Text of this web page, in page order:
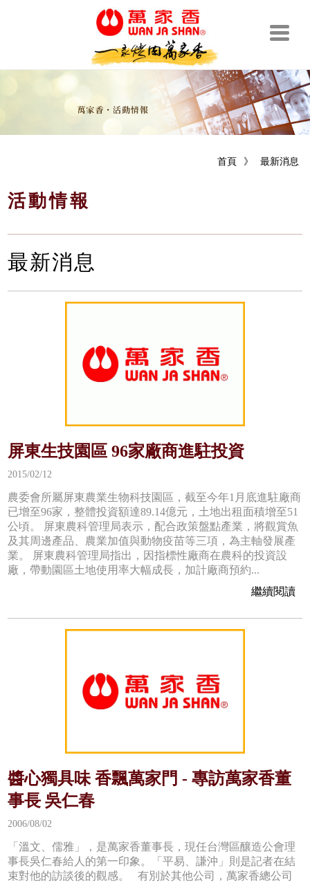
最新消息
》
首頁
活動情報
最新消息
屏東生技園區 96家廠商進駐投資
2015/02/12
農委會所屬屏東農業生物科技園區，截至今年1月底進駐廠商
已增至96家，整體投資額達89.14億元，土地出租面積增至51
公頃。 屏東農科管理局表示，配合政策盤點產業，將觀賞魚
及其周邊產品、農業加值與動物疫苗等三項，為主軸發展產
業。 屏東農科管理局指出，因指標性廠商在農科的投資設
廠，帶動園區土地使用率大幅成長，加計廠商預約...
繼續閱讀
醬心獨具味 香飄萬家門 - 專訪萬家香董
事長 吳仁春
2006/08/02
「溫文、儒雅」，是萬家香董事長，現任台灣區釀造公會理
事長吳仁春給人的第一印象。「平易、謙沖」則是記者在結
束對他的訪談後的觀感。 有別於其他公司，萬家香總公司